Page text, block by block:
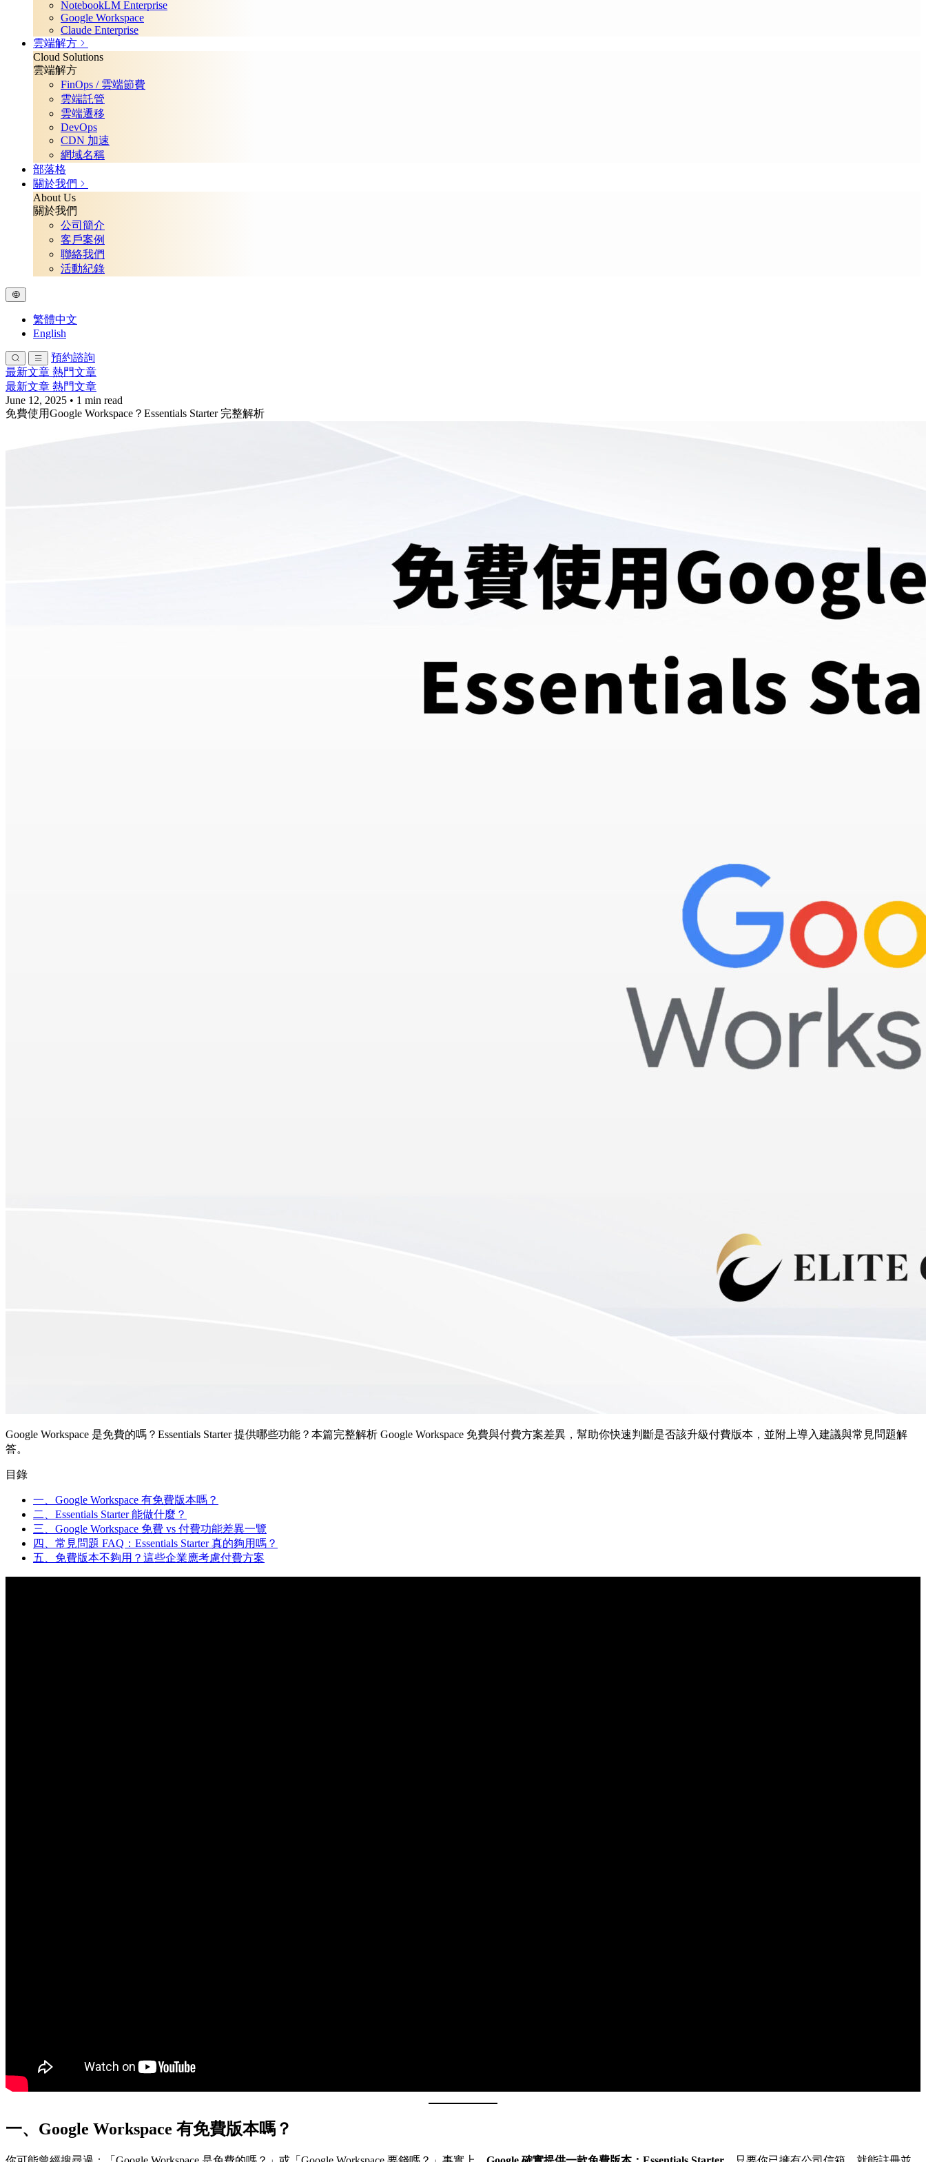
NotebookLM Enterprise
Google Workspace
Claude Enterprise
雲端解方
Cloud Solutions
雲端解方
FinOps / 雲端節費
雲端託管
雲端遷移
DevOps
CDN 加速
網域名稱
部落格
關於我們
About Us
關於我們
公司簡介
客戶案例
聯絡我們
活動紀錄
繁體中文
English
預約諮詢
最新文章 熱門文章
最新文章 熱門文章
June 12, 2025 • 1 min read
免費使用Google Workspace？Essentials Starter 完整解析
Google Workspace 是免費的嗎？Essentials Starter 提供哪些功能？本篇完整解析 Google Workspace 免費與付費方案差異，幫助你快速判斷是否該升級付費版本，並附上導入建議與常見問題解
答。
目錄
一、Google Workspace 有免費版本嗎？
二、Essentials Starter 能做什麼？
三、Google Workspace 免費 vs 付費功能差異一覽
四、常見問題 FAQ：Essentials Starter 真的夠用嗎？
五、免費版本不夠用？這些企業應考慮付費方案
一、Google Workspace 有免費版本嗎？